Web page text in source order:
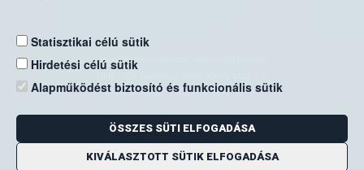
Statisztikai célú sütik
Hirdetési célú sütik
Alapműködést biztosító és funkcionális sütik
ÖSSZES SÜTI ELFOGADÁSA
KIVÁLASZTOTT SÜTIK ELFOGADÁSA
Nemzeti Élelmiszerlánc-biztonsági Hivatal
Levelezési cím: 1525 Budapest. Pf. 30.
E-mail:ugyfelszolgalat@nebih.gov.hu
Zöld szám: 06-80/263-244